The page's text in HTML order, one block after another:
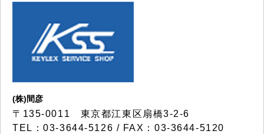
(株)間彦
〒135-0011 東京都江東区扇橋3-2-6
TEL：03-3644-5126 / FAX：03-3644-5120